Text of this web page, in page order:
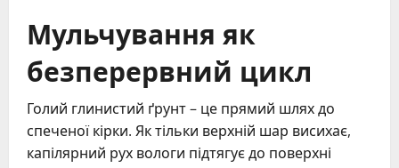
Мульчування як
безперервний цикл
Голий глинистий ґрунт – це прямий шлях до
спеченої кірки. Як тільки верхній шар висихає,
капілярний рух вологи підтягує до поверхні